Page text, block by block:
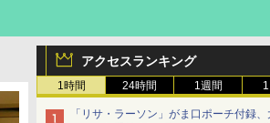
アクセスランキング
1時間 24時間 1週間
「リサ・ラーソン」がま口ポーチ付録